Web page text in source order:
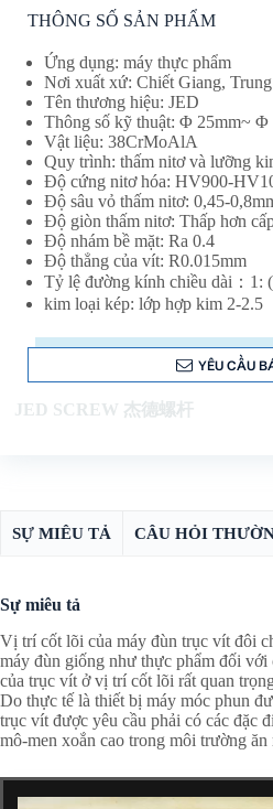
THÔNG SỐ SẢN PHẨM
Ứng dụng: máy thực phẩm
Nơi xuất xứ: Chiết Giang,
Tên thương hiệu: JED
Thông số kỹ thuật: Φ 25mm~ Φ
Vật liệu: 38CrMoAlA
Quy trình: thấm nitơ và lưỡng
Độ cứng nitơ hóa: HV900-
Độ sâu vỏ thấm nitơ: 0,45-
Độ giòn thấm nitơ: Thấp hơn
Độ nhám bề mặt: Ra 0.4
Độ thẳng của vít: R0.015mm
Tỷ lệ đường kính chiều dài：1:
kim loại kép: lớp hợp kim 2-2.5
YÊU CẦU
JED SCREW 杰德螺杆
SỰ MIÊU TẢ CÂU HỎI
Sự miêu tả
Vị trí cốt lõi của máy đùn trục vít đôi
máy đùn giống như thực phẩm đối với
của trục vít ở vị trí cốt lõi rất quan
Do thực tế là thiết bị máy móc phun
trục vít được yêu cầu phải có các đặc
mô-men xoắn cao trong môi trường ăn